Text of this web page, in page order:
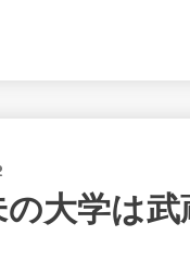
大学は